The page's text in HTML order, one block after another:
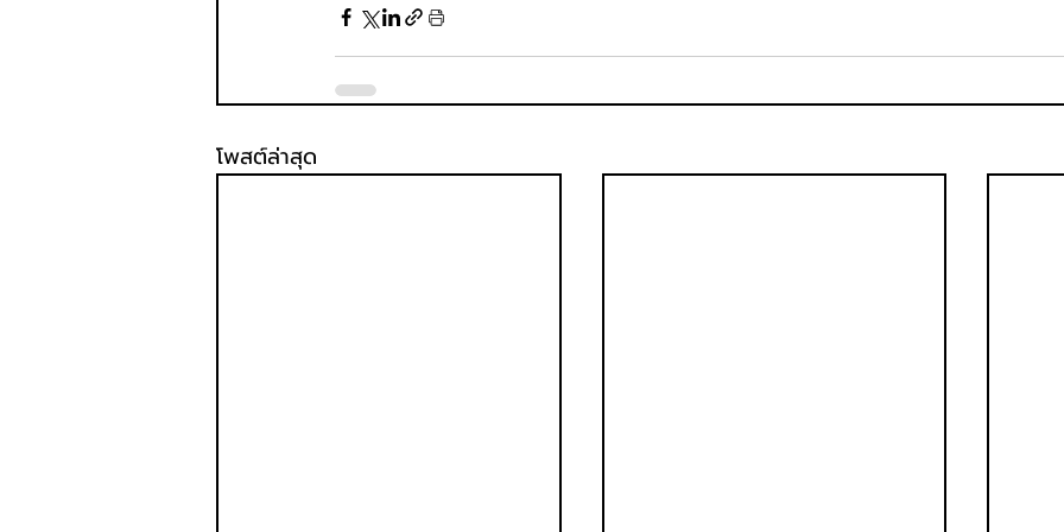
โพสต์ล่าสุด